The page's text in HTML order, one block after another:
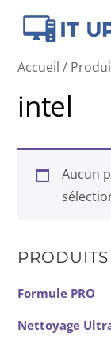
Accueil /
intel
Aucun
PRODUITS
Formule PRO
Nettoyage